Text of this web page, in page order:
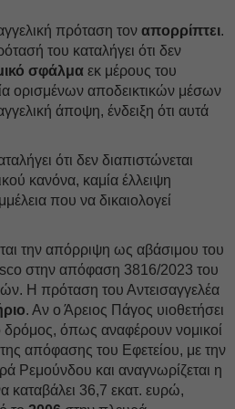
πρόταση τον απορρίπτει.
του καταλήγει ότι δεν
σφάλμα εκ μέρους του
ορισμένων αποδεικτικών μέσων
άποψη, ένδειξη ότι αυτά
ότι δεν διαπιστώνεται
κανόνα, καμία έλλειψη
που να δικαιολογεί
την απόρριψη ως αβάσιμου του
στην απόφαση 3816/2023 του
Η πρόταση του Αντεισαγγελέα
. Αν ο Άρειος Πάγος υιοθετήσει
δρόμος, όπως αναφέρουν νομικοί
απόφασης του Εφετείου, με την
Ρεμούνδου και αναγνωρίζεται η
36,7 εκατ. ευρώ,